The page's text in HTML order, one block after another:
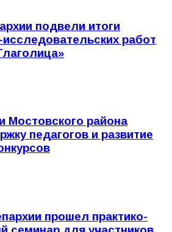
подвели итоги
исследовательских работ
Мостовского района
педагогов и развитие
прошел практико-